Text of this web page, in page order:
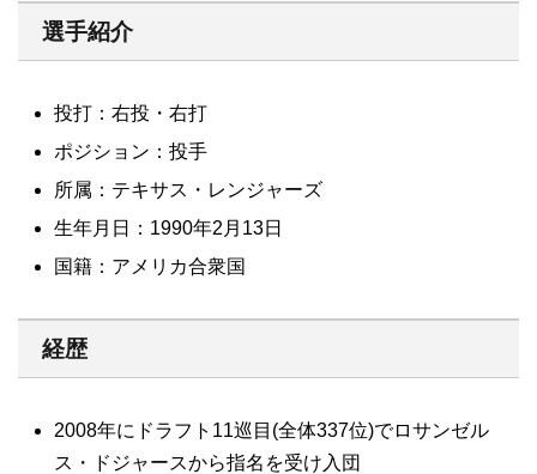
選手紹介
投打：右投・右打
ポジション：投手
所属：テキサス・レンジャーズ
生年月日：1990年2月13日
国籍：アメリカ合衆国
経歴
2008年にドラフト11巡目(全体337位)でロサンゼル
ス・ドジャースから指名を受け入団